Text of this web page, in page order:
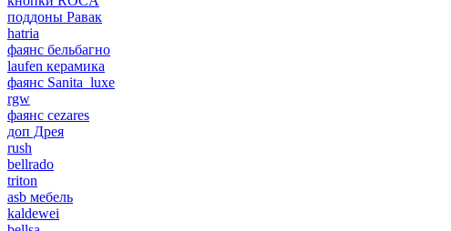
поддоны Равак
hatria
фаянс бельбагно
laufen керамика
фаянс Sanita_luxe
rgw
фаянс cezares
доп Дрея
rush
bellrado
triton
asb мебель
kaldewei